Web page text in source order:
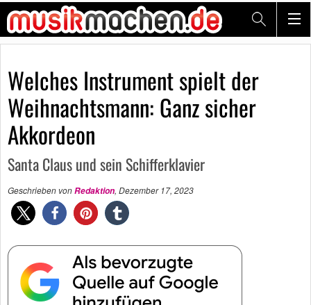
Welches Instrument spielt der
Weihnachtsmann: Ganz sicher
Akkordeon
Santa Claus und sein Schifferklavier
Geschrieben vonRedaktion, Dezember 17, 2023